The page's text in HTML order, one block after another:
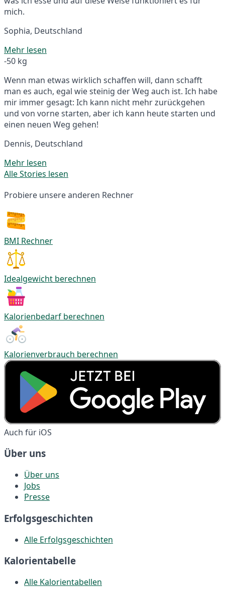
mich.
Sophia, Deutschland
Mehr lesen
-50 kg
Wenn man etwas wirklich schaffen will, dann schafft
man es auch, egal wie steinig der Weg auch ist. Ich habe
mir immer gesagt: Ich kann nicht mehr zurückgehen
und von vorne starten, aber ich kann heute starten und
einen neuen Weg gehen!
Dennis, Deutschland
Mehr lesen
Alle Stories lesen
Probiere unsere anderen Rechner
BMI Rechner
Idealgewicht berechnen
Kalorienbedarf berechnen
Kalorienverbrauch berechnen
Auch für iOS
Über uns
Über uns
Jobs
Presse
Erfolgsgeschichten
Alle Erfolgsgeschichten
Kalorientabelle
Alle Kalorientabellen